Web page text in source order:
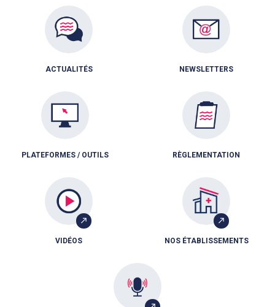
ACTUALITÉS NEWSLETTERS
PLATEFORMES / OUTILS RÈGLEMENTATION
VIDÉOS NOS ÉTABLISSEMENTS